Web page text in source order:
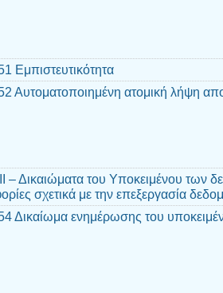
Εμπιστευτικότητα
Αυτοματοποιημένη ατομική λήψη
– Δικαιώματα του Υποκειμένου των
σχετικά με την επεξεργασία
Δικαίωμα ενημέρωσης του